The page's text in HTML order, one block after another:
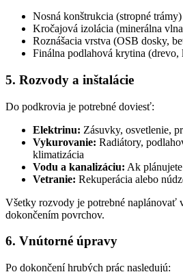
Nosná konštrukcia (stropné trámy)
Kročajová izolácia (minerálna
Roznášacia vrstva (OSB dosky,
Finálna podlahová krytina
5. Rozvody a inštalácie
Do podkrovia je potrebné doviesť:
Elektrinu: Zásuvky, osvetlenie,
Vykurovanie: Radiátory,
klimatizácia
Vodu a kanalizáciu: Ak
Vetranie: Rekuperácia alebo
Všetky rozvody je potrebné naplánovať
dokončením povrchov.
6. Vnútorné úpravy
Po dokončení hrubých prác nasledujú: